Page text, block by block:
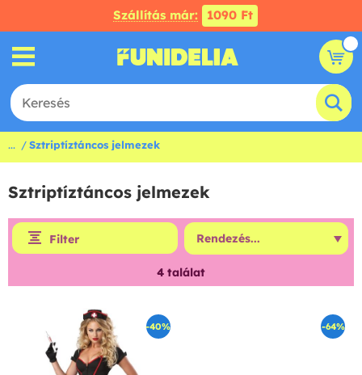
Szállítás már: 1090 Ft
... Sztriptíztáncos jelmezek
Sztriptíztáncos jelmezek
Filter
4 találat
-40% -64%